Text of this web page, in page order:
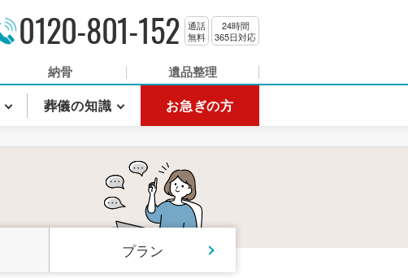
0120-801-152
通話
無料
24時間
365日対応
納骨 遺品整理
葬儀の知識 お急ぎの方
プラン